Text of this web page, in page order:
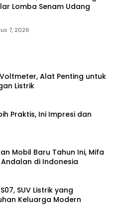
Lomba Senam Udang
7, 2026
Alat Penting untuk
Listrik
Praktis, Ini Impresi dan
Mobil Baru Tahun Ini, Mifa
di Indonesia
SUV Listrik yang
Keluarga Modern